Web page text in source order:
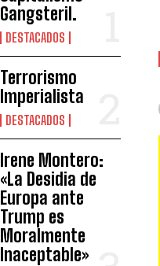
Gangsteril.
DESTACADOS
Terrorismo
Imperialista
DESTACADOS
Irene Montero:
«La Desidia de
Europa ante
Trump es
Moralmente
Inaceptable»